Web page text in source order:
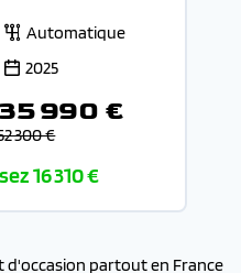
Automatique
2025
990 €
300 €
16 310 €
d'occasion partout en France